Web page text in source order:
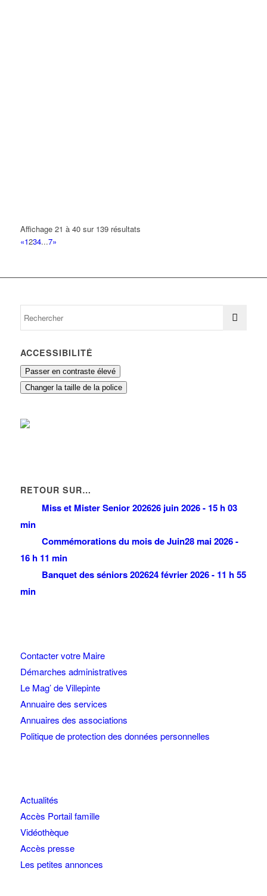
Affichage 21 à 40 sur 139 résultats
«1234...7»
ACCESSIBILITÉ
Passer en contraste élevé
Changer la taille de la police
RETOUR SUR…
Miss et Mister Senior 202626 juin 2026 - 15 h 03
min
Commémorations du mois de Juin28 mai 2026 -
16 h 11 min
Banquet des séniors 202624 février 2026 - 11 h 55
min
Contacter votre Maire
Démarches administratives
Le Mag’ de Villepinte
Annuaire des services
Annuaires des associations
Politique de protection des données personnelles
Actualités
Accès Portail famille
Vidéothèque
Accès presse
Les petites annonces